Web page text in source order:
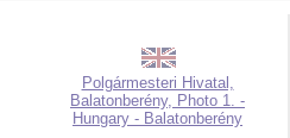
Polgármesteri Hivatal,
Balatonberény, Photo 1. -
Hungary - Balatonberény